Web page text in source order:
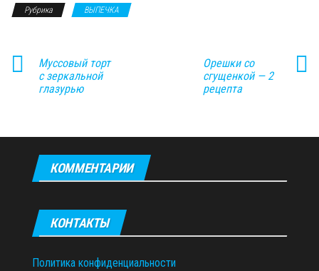
Рубрика ВЫПЕЧКА
Муссовый торт
с зеркальной
глазурью
Орешки со
сгущенкой — 2
рецепта
КОММЕНТАРИИ
КОНТАКТЫ
Политика конфиденциальности